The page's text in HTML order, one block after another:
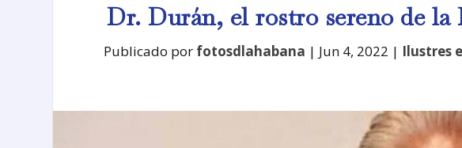
Dr. Durán, el rostro sereno de
Publicado por fotosdlahabana | Jun 4, 2022 | Ilustres